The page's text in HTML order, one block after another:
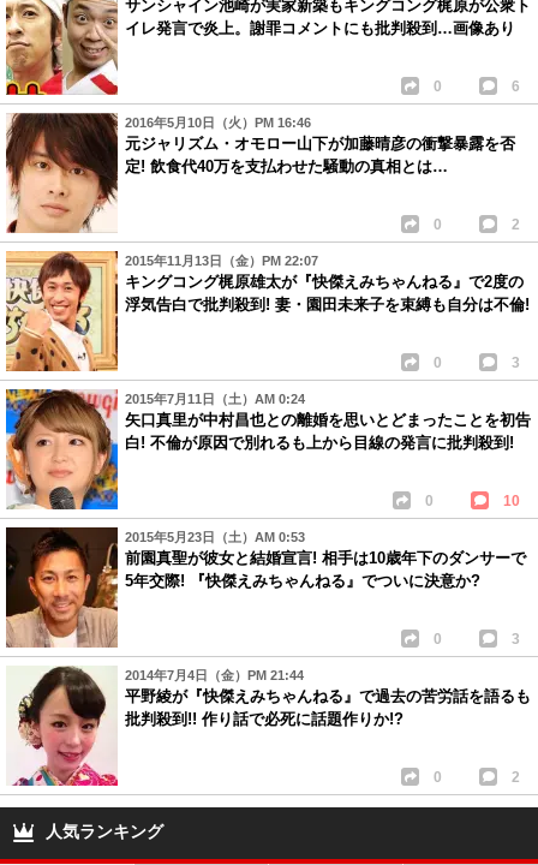
サンシャイン池崎が実家新築もキングコング梶原が公衆ト
イレ発言で炎上。謝罪コメントにも批判殺到…画像あり
0 6
2016年5月10日（火）PM 16:46
元ジャリズム・オモロー山下が加藤晴彦の衝撃暴露を否
定! 飲食代40万を支払わせた騒動の真相とは…
0 2
2015年11月13日（金）PM 22:07
キングコング梶原雄太が『快傑えみちゃんねる』で2度の
浮気告白で批判殺到! 妻・園田未来子を束縛も自分は不倫!
0 3
2015年7月11日（土）AM 0:24
矢口真里が中村昌也との離婚を思いとどまったことを初告
白! 不倫が原因で別れるも上から目線の発言に批判殺到!
0 10
2015年5月23日（土）AM 0:53
前園真聖が彼女と結婚宣言! 相手は10歳年下のダンサーで
5年交際! 『快傑えみちゃんねる』でついに決意か?
0 3
2014年7月4日（金）PM 21:44
平野綾が『快傑えみちゃんねる』で過去の苦労話を語るも
批判殺到!! 作り話で必死に話題作りか!?
0 2
人気ランキング